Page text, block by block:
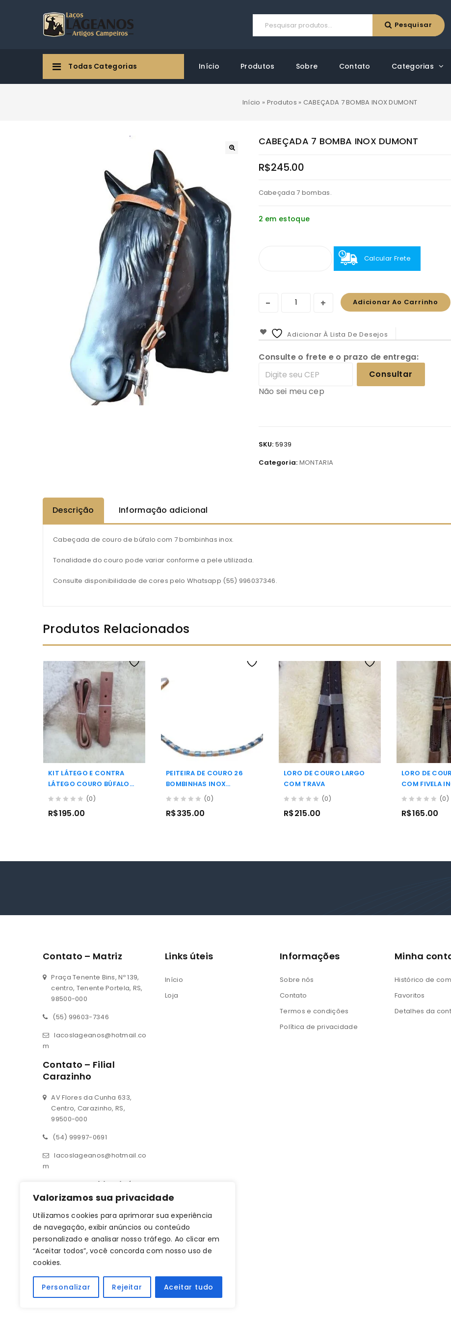
Valorizamos sua privacidade
Utilizamos cookies para aprimorar sua experiência
de navegação, exibir anúncios ou conteúdo
personalizado e analisar nosso tráfego. Ao clicar em
“Aceitar todos”, você concorda com nosso uso de
cookies.
Personalizar Rejeitar Aceitar tudo
Pesquisar
Todas Categorias Início Produtos Sobre Contato Categorias
Início » Produtos » CABEÇADA 7 BOMBA INOX DUMONT
CABEÇADA 7 BOMBA INOX DUMONT
R$245.00
Cabeçada 7 bombas.
2 em estoque
Calcular Frete
Adicionar Ao Carrinho
Adicionar À Lista De Desejos
Consulte o frete e o prazo de entrega:
Consultar
Não sei meu cep
SKU: 5939
Categoria: MONTARIA
Descrição Informação adicional
Cabeçada de couro de búfalo com 7 bombinhas inox.
Tonalidade do couro pode variar conforme a pele utilizada.
Consulte disponibilidade de cores pelo Whatsapp (55) 996037346.
Produtos Relacionados
KIT LÁTEGO E CONTRA
LÁTEGO COURO BÚFALO
BOOTS HORSE
out
(0)
R$195.00
PEITEIRA DE COURO 26
BOMBINHAS INOX
DUMONT
out
(0)
R$335.00
LORO DE COURO LARGO
COM TRAVA
out
(0)
R$215.00
LORO DE
COM FIVELA
out
(0)
R$165.00
Contato – Matriz
Praça Tenente Bins, Nº 139,
centro, Tenente Portela, RS,
98500-000
(55) 99603-7346
lacoslageanos@hotmail.co
m
Contato – Filial
Carazinho
AV Flores da Cunha 633,
Centro, Carazinho, RS,
99500-000
(54) 99997-0691
lacoslageanos@hotmail.co
m
Contato – Filial Ijuí
Rua 14 de julho 190, sala 01
Centro, Ijuí, RS, 98700-000
(55) 93619-1709
lacoslageanos@hotmail.co
m
CNPJ: 33.470.401/0001-64
Links úteis
Início
Loja
Informações
Sobre nós
Contato
Termos e condições
Política de privacidade
Minha
Histórico de
Favoritos
Detalhes da